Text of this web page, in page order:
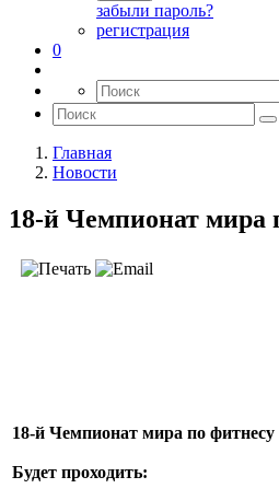
забыли пароль?
регистрация
0
Главная
Новости
18-й Чемпионат мира
18-й Чемпионат мира по фитнесу
Будет проходить: